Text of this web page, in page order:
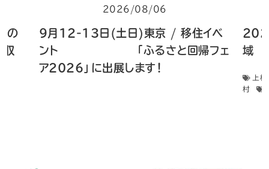
の
収
2026/08/06
9月12-13日(土日)東京 / 移住イベ
ント 「ふるさと回帰フェ
ア2026」に出展します！
域
上
村